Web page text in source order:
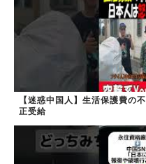
【迷惑中国人】生活保護費の不
正受給